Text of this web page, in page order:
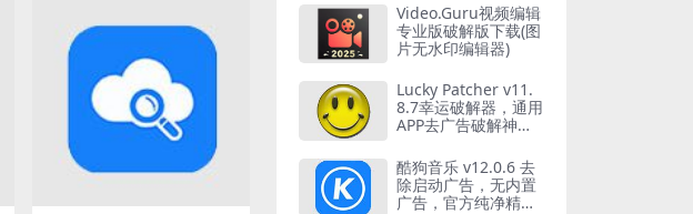
Video.Guru视频编辑
专业版破解版下载(图
片无水印编辑器)
Lucky Patcher v11.
8.7幸运破解器，通用
APP去广告破解神
酷狗音乐 v12.0.6 去
除启动广告，无内置
广告，官方纯净精简